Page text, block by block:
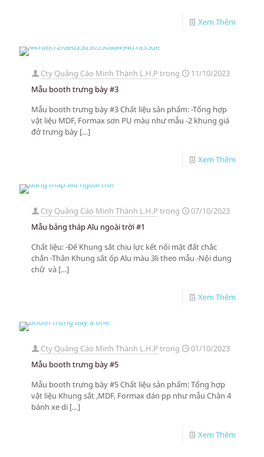
Xem Thêm
Cty Quảng Cáo Minh Thành L.H.P trong
11/10/2023
Mẫu booth trưng bày #3
Mẫu booth trưng bày #3 Chất liệu sản phẩm: -Tổng hợp
vật liệu MDF, Formax sơn PU màu như mẫu -2 khung giá
đở trưng bày […]
Xem Thêm
Cty Quảng Cáo Minh Thành L.H.P trong
07/10/2023
Mẫu bảng tháp Alu ngoài trời #1
Chất liệu: -Đế Khung sắt chịu lực kết nối mặt đất chắc
chắn -Thân Khung sắt ốp Alu màu 3li theo mẫu -Nội dung
chữ và […]
Xem Thêm
Cty Quảng Cáo Minh Thành L.H.P trong
01/10/2023
Mẫu booth trưng bày #5
Mẫu booth trưng bày #5 Chất liệu sản phẩm: Tổng hợp
vật liệu Khung sắt ,MDF, Formax dán pp như mẫu Chân 4
bánh xe di […]
Xem Thêm